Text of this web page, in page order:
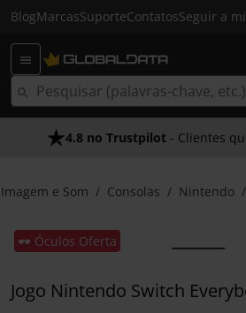
BlogMarcasSuporteContatosSeguir a
4.8 no Trustpilot - Clientes
Imagem e Som Consolas Nintendo
🕶️ Óculos Oferta
Jogo Nintendo Switch